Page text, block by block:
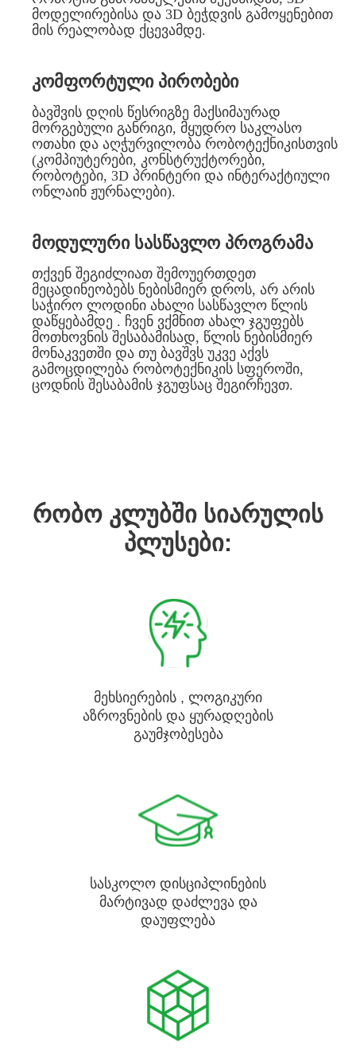
მოდელირებისა და 3D ბეჭდვის გამოყენებით
მის რეალობად ქცევამდე.
კომფორტული პირობები
ბავშვის დღის წესრიგზე მაქსიმაურად
მორგებული განრიგი, მყუდრო საკლასო
ოთახი და აღჭურვილობა რობოტექნიკისთვის
(კომპიუტერები, კონსტრუქტორები,
რობოტები, 3D პრინტერი და ინტერაქტიული
ონლაინ ჟურნალები).
მოდულური სასწავლო პროგრამა
თქვენ შეგიძლიათ შემოუერთდეთ
მეცადინეობებს ნებისმიერ დროს, არ არის
საჭირო ლოდინი ახალი სასწავლო წლის
დაწყებამდე . ჩვენ ვქმნით ახალ ჯგუფებს
მოთხოვნის შესაბამისად, წლის ნებისმიერ
მონაკვეთში და თუ ბავშვს უკვე აქვს
გამოცდილება რობოტექნიკის სფეროში,
ცოდნის შესაბამის ჯგუფსაც შეგირჩევთ.
რობო კლუბში სიარულის
პლუსები:
მეხსიერების , ლოგიკური
აზროვნების და ყურადღების
გაუმჯობესება
სასკოლო დისციპლინების
მარტივად დაძლევა და
დაუფლება